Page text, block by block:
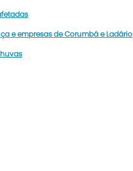
e empresas de Corumbá e Ladário